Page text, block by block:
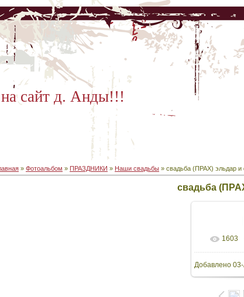
сайт д. Анды!!!
» Фотоальбом » ПРАЗДНИКИ » Наши свадьбы » свадьба (ПРАХ) эльдар и
свадьба
1603
Добавлено